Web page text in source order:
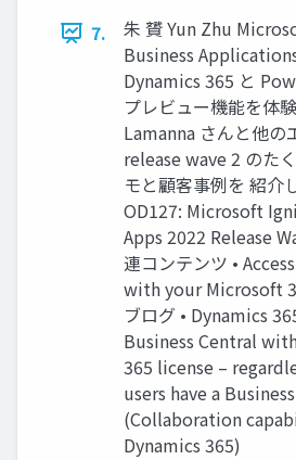
7.
朱 贇 Yun Zhu
Business
Dynamics 365 と
プレビュー機能を体
Lamanna さんと他の
release wave 2 のた
モと顧客事例を 紹介
OD127: Microsoft
Apps 2022 Release
連コンテンツ •
with your Microsoft
ブログ • Dynamics
Business Central
365 license –
users have a
(Collaboration
Dynamics 365)